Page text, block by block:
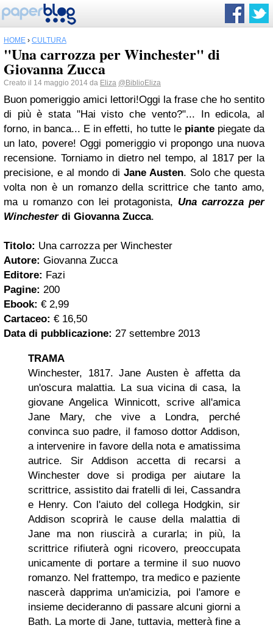
HOME › CULTURA
"Una carrozza per Winchester" di
Giovanna Zucca
Creato il 14 maggio 2014 da Eliza @BiblioEliza
Buon pomeriggio amici lettori!Oggi la frase che ho sentito
di più è stata "Hai visto che vento?"... In edicola, al
forno, in banca... E in effetti, ho tutte le piantepiegate da
un lato, povere! Oggi pomeriggio vi propongo una nuova
recensione. Torniamo in dietro nel tempo, al 1817 per la
precisione, e al mondo di Jane Austen. Solo che questa
volta non è un romanzo della scrittrice che tanto amo,
ma u romanzo con lei protagonista, Una carrozza per
Winchesterdi Giovanna Zucca.
Titolo: Una carrozza per Winchester
Autore: Giovanna Zucca
Editore: Fazi
Pagine: 200
Ebook: € 2,99
Cartaceo: € 16,50
Data di pubblicazione: 27 settembre 2013
TRAMA
Winchester, 1817. Jane Austen è affetta da
un'oscura malattia. La sua vicina di casa, la
giovane Angelica Winnicott, scrive all'amica
Jane Mary, che vive a Londra, perché
convinca suo padre, il famoso dottor Addison,
a intervenire in favore della nota e amatissima
autrice. Sir Addison accetta di recarsi a
Winchester dove si prodiga per aiutare la
scrittrice, assistito dai fratelli di lei, Cassandra
e Henry. Con l'aiuto del collega Hodgkin, sir
Addison scoprirà le cause della malattia di
Jane ma non riuscirà a curarla; in più, la
scrittrice rifiuterà ogni ricovero, preoccupata
unicamente di portare a termine il suo nuovo
romanzo. Nel frattempo, tra medico e paziente
nascerà dapprima un'amicizia, poi l'amore e
insieme decideranno di passare alcuni giorni a
Bath. La morte di Jane, tuttavia, metterà fine a